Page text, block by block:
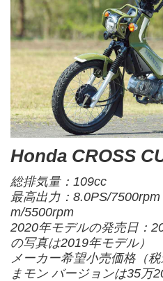
Honda CROSS
総排気量：109cc
最高出力：8.0PS/
m/5500rpm
2020年モデルの発売日：
の写真は2019年モデル）
メーカー希望小売価格（
まモン バージョンは35万